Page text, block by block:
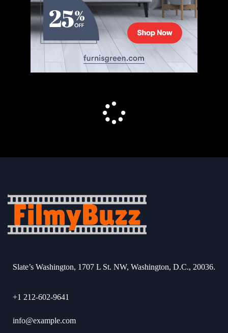
Slate’s Washington, 1707 L St. NW, Washington, D.C., 20036.
+1 212-602-9641
info@example.com